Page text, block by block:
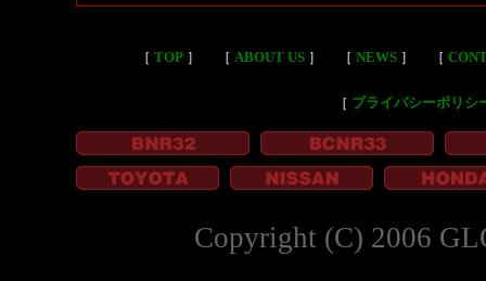
［ TOP］ ［ ABOUT US］ ［ NEWS］ ［
［ プライバシーポリシ
Copyright (C) 2006